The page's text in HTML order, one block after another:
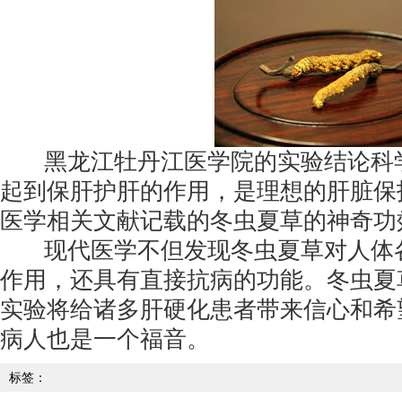
黑龙江牡丹江医学院的实验结论科
起到保肝护肝的作用，是理想的肝脏
医学相关文献记载的冬虫夏草的神奇
现代医学不但发现冬虫夏草对人体
作用，还具有直接抗病的功能。冬虫
实验将给诸多肝硬化患者带来信心和
病人也是一个福音。
标签：